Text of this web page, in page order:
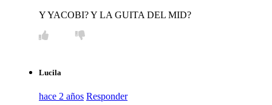
Y YACOBI? Y LA GUITA DEL MID?
Lucila
hace 2 años Responder